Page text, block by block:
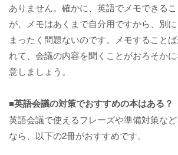
ありません。確かに、英語でメモできる
が、メモはあくまで自分用ですから、別
まったく問題ないのです。メモすること
れて、会議の内容を聞くことがおろそか
意しましょう。
■英語会議の対策でおすすめの本はある？
英語会議で使えるフレーズや準備対策な
なら、以下の2冊がおすすめです。